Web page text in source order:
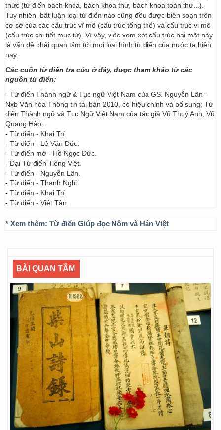
thức (từ điển bách khoa, bách khoa thư, bách khoa toàn thư...).
Tuy nhiên, bất luận loại từ điển nào cũng đều được biên soạn trên
cơ sở của các cấu trúc vĩ mô (cấu trúc tổng thể) và cấu trúc vi mô
(cấu trúc chi tiết mục từ). Vì vậy, việc xem xét cấu trúc hai mặt này
là vấn đề phải quan tâm tới mọi loại hình từ điển của nước ta hiện
nay.
Các cuốn từ điển tra cứu ở đây, được tham khảo từ các
nguồn từ điển:
- Từ điển Thành ngữ & Tục ngữ Việt Nam của GS. Nguyễn Lân –
Nxb Văn hóa Thông tin tái bản 2010, có hiệu chỉnh và bổ sung; Từ
điển Thành ngữ và Tục Ngữ Việt Nam của tác giả Vũ Thuý Anh, Vũ
Quang Hào…
- Từ điển - Khai Trí.
- Từ điển - Lê Văn Đức.
- Từ điển mở - Hồ Ngọc Đức.
- Đại Từ điển Tiếng Việt.
- Từ điển - Nguyễn Lân.
- Từ điển - Thanh Nghị.
- Từ điển - Khai Trí.
- Từ điển - Việt Tân.
* Xem thêm: Từ điển Giúp đọc Nôm và Hán Việt
BÀI QUAN TÂM